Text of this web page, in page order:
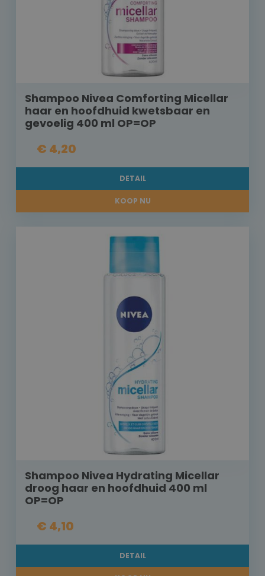
Shampoo Nivea Comforting Micellar
haar en hoofdhuid kwetsbaar en
gevoelig 400 ml OP=OP
€ 4,20
DETAIL
KOOP NU
Shampoo Nivea Hydrating Micellar
droog haar en hoofdhuid 400 ml
OP=OP
€ 4,10
DETAIL